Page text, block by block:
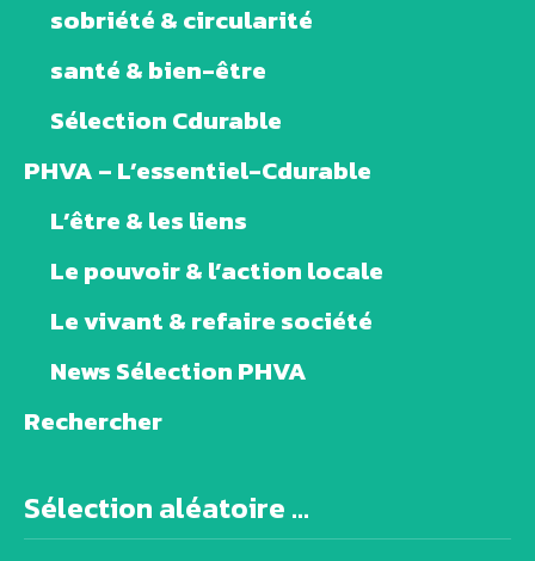
sobriété & circularité
santé & bien-être
Sélection Cdurable
PHVA – L’essentiel-Cdurable
L’être & les liens
Le pouvoir & l’action locale
Le vivant & refaire société
News Sélection PHVA
Rechercher
Sélection aléatoire ...